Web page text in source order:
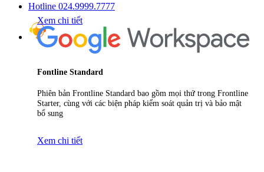
Hotline 024.9999.7777
Xem chi tiết
Fontline Standard
Phiên bản Frontline Standard bao gồm mọi thứ trong Frontline
Starter, cùng với các biện pháp kiểm soát quản trị và bảo mật
bổ sung
Xem chi tiết